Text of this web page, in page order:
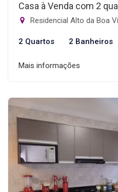
Casa à Venda com 2
Residencial Alto da Boa
2 Quartos 2 Banheiros
Mais informações